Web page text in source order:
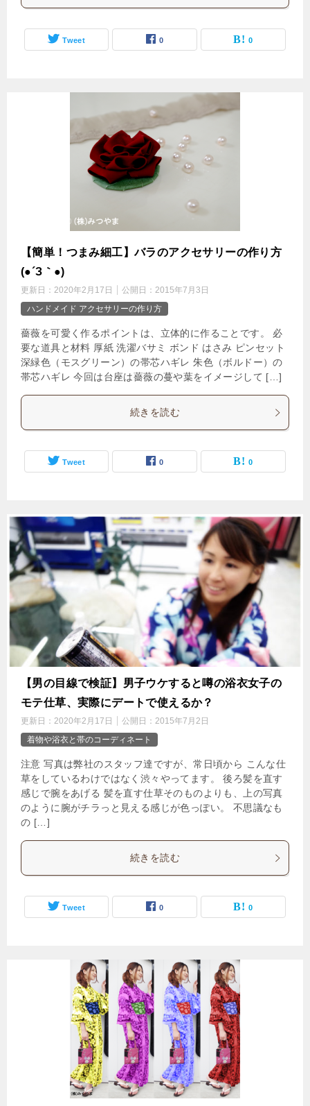
Tweet 0 0
【簡単！つまみ細工】バラのアクセサリーの作り方
(●´З｀●)
更新日： 2020年2月17日 公開日： 2015年7月3日
ハンドメイド アクセサリーの作り方
薔薇を可愛く作るポイントは、立体的に作ることです。 必
要な道具と材料 厚紙 洗濯バサミ ボンド はさみ ピンセット
深緑色（モスグリーン）の帯芯ハギレ 朱色（ボルドー）の
帯芯ハギレ 今回は台座は薔薇の蔓や葉をイメージして […]
続きを読む
Tweet 0 0
【男の目線で検証】男子ウケすると噂の浴衣女子の
モテ仕草、実際にデートで使えるか？
更新日： 2020年2月17日 公開日： 2015年7月2日
着物や浴衣と帯のコーディネート
注意 写真は弊社のスタッフ達ですが、常日頃から こんな仕
草をしているわけではなく渋々やってます。 後ろ髪を直す
感じで腕をあげる 髪を直す仕草そのものよりも、上の写真
のように腕がチラっと見える感じが色っぽい。 不思議なも
の […]
続きを読む
Tweet 0 0